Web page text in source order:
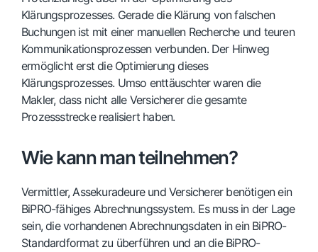
Klärungsprozesses. Gerade die Klärung von falschen
Buchungen ist mit einer manuellen Recherche und teuren
Kommunikationsprozessen verbunden. Der Hinweg
ermöglicht erst die Optimierung dieses
Klärungsprozesses. Umso enttäuschter waren die
Makler, dass nicht alle Versicherer die gesamte
Prozessstrecke realisiert haben.
Wie kann man teilnehmen?
Vermittler, Assekuradeure und Versicherer benötigen ein
BiPRO-fähiges Abrechnungssystem. Es muss in der Lage
sein, die vorhandenen Abrechnungsdaten in ein BiPRO-
Standardformat zu überführen und an die BiPRO-